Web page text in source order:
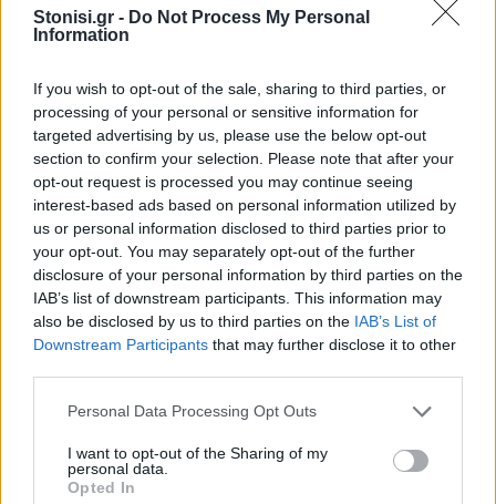
Stonisi.gr - Do Not Process My Personal
Information
If you wish to opt-out of the sale, sharing to third parties, or
processing of your personal or sensitive information for
targeted advertising by us, please use the below opt-out
section to confirm your selection. Please note that after your
opt-out request is processed you may continue seeing
interest-based ads based on personal information utilized by
us or personal information disclosed to third parties prior to
your opt-out. You may separately opt-out of the further
disclosure of your personal information by third parties on the
IAB’s list of downstream participants. This information may
also be disclosed by us to third parties on the IAB’s List of
Downstream Participants that may further disclose it to other
Personal Data Processing Opt Outs
I want to opt-out of the Sharing of my
personal data.
Opted In
Οι διακινητές «σπρώχνουν» πρόσφυγες σε
νησιά χωρίς ΚΥΤ
Ρόδο και μετέβησαν στη Σάμο, όπου αντιδρούν οι Σαμιώτες
ΒΟΡΕΙΟ ΑΙΓΑΙΟ 24 ΟΚΤ, 2024
Πλήρως ικανοποιημένη η Περιφερειακή Αρχή
για την απόφαση δομής στη Χίο
«Ο μικρός νικάει τον μεγάλο όταν έχει δίκιο»